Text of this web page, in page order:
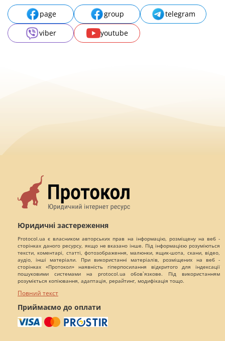
page group
telegram
viber
youtube
Юридичні застереження
Protocol.ua є власником авторських прав на інформацію, розміщену на веб -
сторінках даного ресурсу, якщо не вказано інше. Під інформацією розуміються
тексти, коментарі, статті, фотозображення, малюнки, ящик-шота, скани, відео,
аудіо, інші матеріали. При використанні матеріалів, розміщених на веб -
сторінках «Протокол» наявність гіперпосилання відкритого для індексації
пошуковими системами на protocol.ua обов`язкове. Під використанням
розуміється копіювання, адаптація, рерайтинг, модифікація тощо.
Повний текст
Приймаємо до оплати